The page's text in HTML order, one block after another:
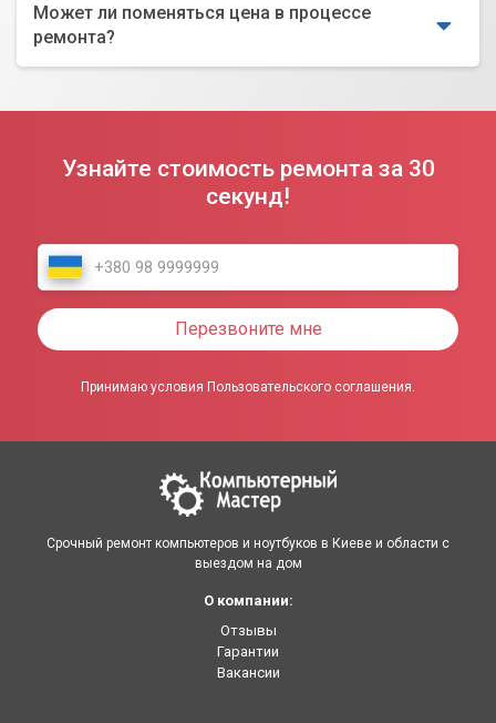
Может ли поменяться цена в процессе
ремонта?
Узнайте стоимость ремонта за 30
секунд!
Перезвоните мне
Принимаю условия Пользовательского соглашения.
Срочный ремонт компьютеров и ноутбуков в Киеве и области с
выездом на дом
О компании:
Отзывы
Гарантии
Вакансии